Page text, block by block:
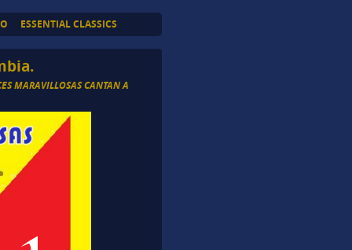
ESSENTIAL CLASSICS
MARAVILLOSAS CANTAN A